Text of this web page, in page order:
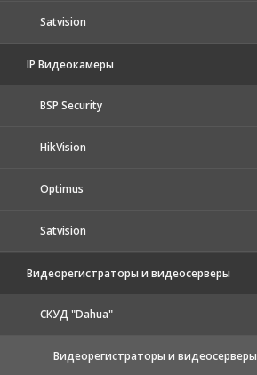
Satvision
IP Видеокамеры
BSP Security
HikVision
Optimus
Satvision
Видеорегистраторы и видеосерверы
CКУД "Dahua"
Видеорегистраторы и видеосерверы